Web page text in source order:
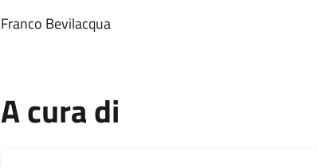
Franco Bevilacqua
A cura di